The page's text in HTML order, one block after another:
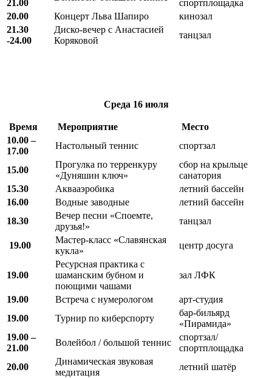
21.00
спортплощадка
20.00
Концерт Льва Шапиро
кинозал
21.30
-24.00
Диско-вечер с Анастасией
Коряковой
танцзал
Среда 16 июля
Время Мероприятие
Место
10.00 –
17.00
Настольный теннис спортзал
15.00
Прогулка по терренкуру
«Дуняшин ключ»
сбор на крыльце
санатория
15.30
Аквааэробика
летний бассейн
16.00
Водные заводные
летний бассейн
18.30
Вечер песни «Споемте,
друзья!»
танцзал
19.00
Мастер-класс «Славянская
кукла»
центр досуга
19.00
Ресурсная практика с
шаманским бубном и
поющими чашами
зал ЛФК
19.00 Встреча с нумерологом
арт-студия
19.00
Турнир по киберспорту
бар-бильярд
«Пирамида»
19.00 –
21.00
Волейбол / большой теннис
спортзал/
спортплощадка
20.00
Динамическая звуковая
медитация
летний шатёр